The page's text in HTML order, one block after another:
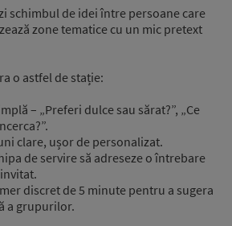
schimbul de idei între persoane care
zone tematice cu un mic pretext
o astfel de stație:
– „Preferi dulce sau sărat?”, „Ce
clare, ușor de personalizat.
de servire să adreseze o întrebare
discret de 5 minute pentru a sugera
a grupurilor.